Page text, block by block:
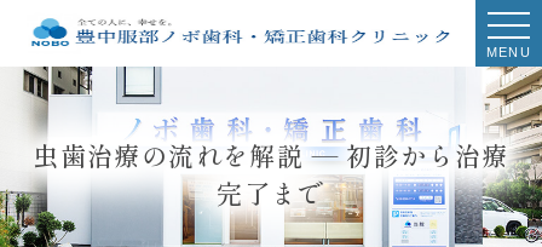
MENU
虫歯治療の流れを解説 ― 初診から治療
完了まで